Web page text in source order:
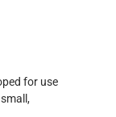
for use